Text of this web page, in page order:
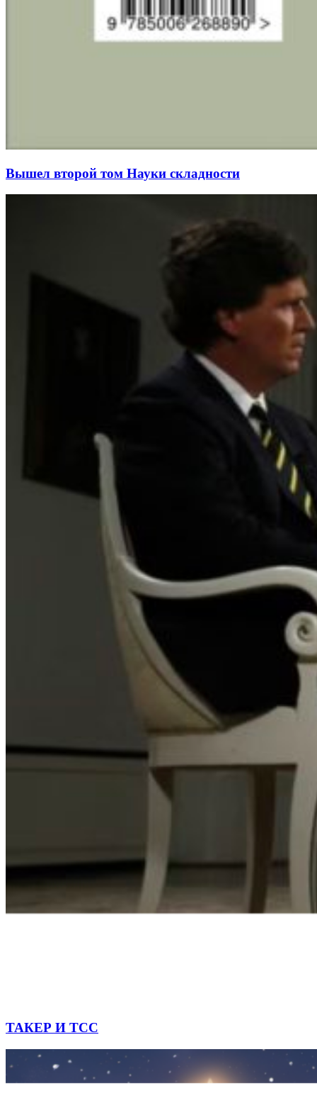
Вышел второй том Науки складности
ТАКЕР И ТСС